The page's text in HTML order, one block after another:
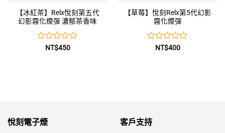
【冰紅茶】Relx悅刻第五代
幻影霧化煙彈 濃郁茶香味
NT$450
【草莓】悅刻Relx第5代幻影
霧化煙彈
NT$400
悅刻電子煙 客戶支持